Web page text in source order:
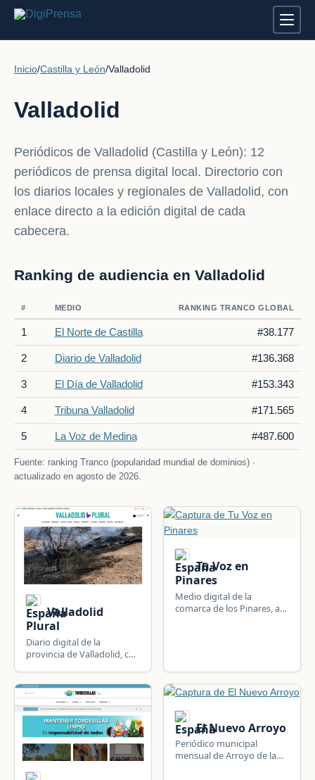
Inicio/Castilla y León/Valladolid
Valladolid
Periódicos de Valladolid (Castilla y León): 12
periódicos de prensa digital local. Directorio con
los diarios locales y regionales de Valladolid, con
enlace directo a la edición digital de cada
cabecera.
Ranking de audiencia en Valladolid
# MEDIO RANKING TRANCO GLOBAL
1 El Norte de Castilla #38.177
2 Diario de Valladolid #136.368
3 El Día de Valladolid #153.343
4 Tribuna Valladolid #171.565
5 La Voz de Medina #487.600
Fuente: ranking Tranco (popularidad mundial de dominios) ·
actualizado en agosto de 2026.
Valladolid
Plural
Diario digital de la
provincia de Valladolid, con
cultura.
Tu Voz en
Pinares
Medio digital de la
comarca de los Pinares, a
El Nuevo Arroyo
Periódico municipal
mensual de Arroyo de la